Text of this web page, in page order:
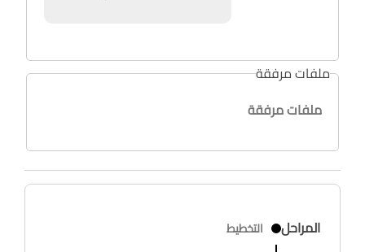
ملفات مرفقة
ملفات مرفقة
المراحل التخطيط